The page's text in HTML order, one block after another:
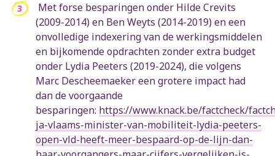
Met forse besparingen onder Hilde Crevits
(2009-2014) en Ben Weyts (2014-2019) en een
onvolledige indexering van de werkingsmiddelen
en bijkomende opdrachten zonder extra budget
onder Lydia Peeters (2019-2024), die volgens
Marc Descheemaeker een grotere impact had
dan de voorgaande
besparingen: https://www.knack.be/factcheck/
ja-vlaams-minister-van-mobiliteit-lydia-peeters-
open-vld-heeft-meer-bespaard-op-de-lijn-dan-